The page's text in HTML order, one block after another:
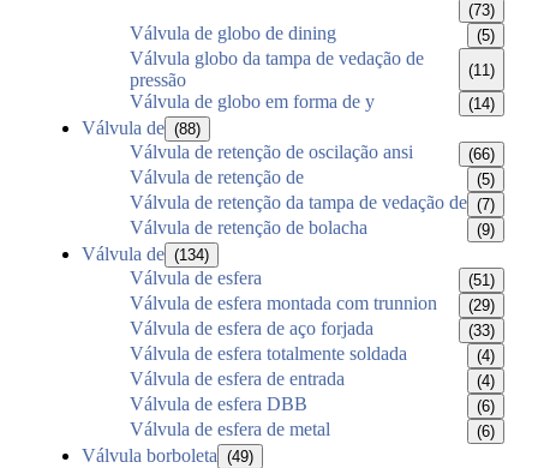
(73)
Válvula de globo de dining (5)
Válvula globo da tampa de vedação de
pressão
(11)
Válvula de globo em forma de y (14)
Válvula de (88)
Válvula de retenção de oscilação ansi (66)
Válvula de retenção de (5)
Válvula de retenção da tampa de vedação de (7)
Válvula de retenção de bolacha (9)
Válvula de (134)
Válvula de esfera (51)
Válvula de esfera montada com trunnion (29)
Válvula de esfera de aço forjada (33)
Válvula de esfera totalmente soldada (4)
Válvula de esfera de entrada (4)
Válvula de esfera DBB (6)
Válvula de esfera de metal (6)
Válvula borboleta (49)